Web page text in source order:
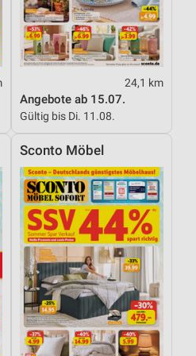
24,1 km
Angebote ab 15.07.
Gültig bis Di. 11.08.
Sconto Möbel